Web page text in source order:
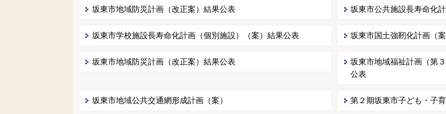
坂東市地域防災計画（改正案）結果公表 坂東市公共施設長寿命化
坂東市学校施設長寿命化計画（個別施設）（案）結果公表 坂東市国土強靭化計画（
坂東市地域防災計画（改正案）結果公表
坂東市地域福祉計画（第
公表
坂東市地域公共交通網形成計画（案） 第２期坂東市子ども・子